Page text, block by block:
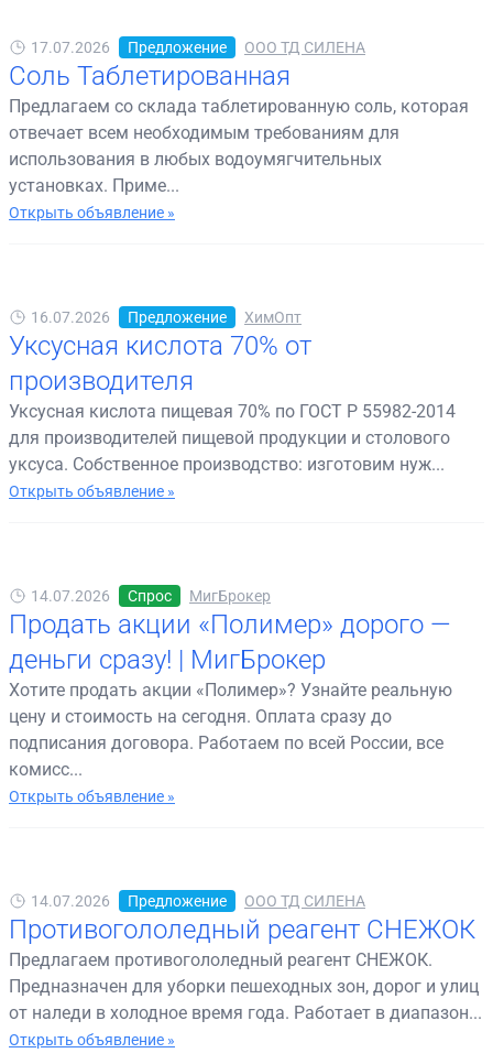
17.07.2026 Предложение ООО ТД СИЛЕНА
Соль Таблетированная
Предлагаем со склада таблетированную соль, которая
отвечает всем необходимым требованиям для
использования в любых водоумягчительных
установках. Приме...
Открыть объявление »
16.07.2026 Предложение ХимОпт
Уксусная кислота 70% от
производителя
Уксусная кислота пищевая 70% по ГОСТ Р 55982-2014
для производителей пищевой продукции и столового
уксуса. Собственное производство: изготовим нуж...
Открыть объявление »
14.07.2026 Спрос МигБрокер
Продать акции «Полимер» дорого —
деньги сразу! | МигБрокер
Хотите продать акции «Полимер»? Узнайте реальную
цену и стоимость на сегодня. Оплата сразу до
подписания договора. Работаем по всей России, все
комисс...
Открыть объявление »
14.07.2026 Предложение ООО ТД СИЛЕНА
Противогололедный реагент СНЕЖОК
Предлагаем противогололедный реагент СНЕЖОК.
Предназначен для уборки пешеходных зон, дорог и улиц
от наледи в холодное время года. Работает в диапазон...
Открыть объявление »